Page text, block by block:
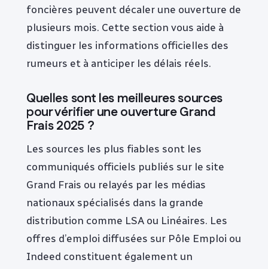
foncières peuvent décaler une ouverture de
plusieurs mois. Cette section vous aide à
distinguer les informations officielles des
rumeurs et à anticiper les délais réels.
Quelles sont les meilleures sources
pour vérifier une ouverture Grand
Frais 2025 ?
Les sources les plus fiables sont les
communiqués officiels publiés sur le site
Grand Frais ou relayés par les médias
nationaux spécialisés dans la grande
distribution comme LSA ou Linéaires. Les
offres d’emploi diffusées sur Pôle Emploi ou
Indeed constituent également un